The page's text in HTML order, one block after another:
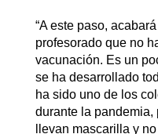
“A este paso,
profesorado que no
vacunación. Es un
se ha desarrollado
ha sido uno de los
durante la pandemia,
llevan mascarilla y